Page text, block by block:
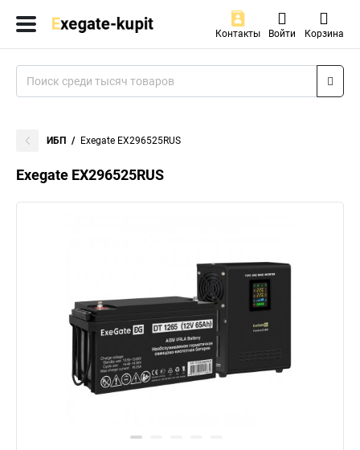
Контакты Войти Корзина
ИБП Exegate EX296525RUS
Exegate EX296525RUS